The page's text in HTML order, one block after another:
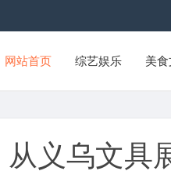
网站首页 综艺娱乐 美
义乌文具